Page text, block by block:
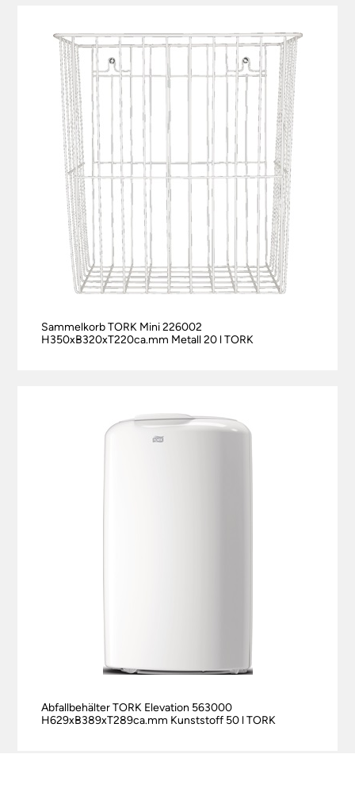
Sammelkorb TORK Mini 226002
H350xB320xT220ca.mm Metall 20 l TORK
Abfallbehälter TORK Elevation 563000
H629xB389xT289ca.mm Kunststoff 50 l TORK